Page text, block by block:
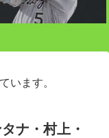
います。
ナ・村上・